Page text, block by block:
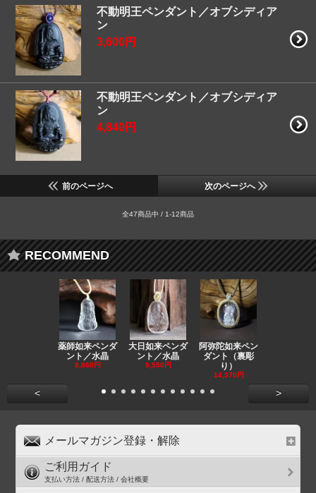
不動明王ペンダント／オブシディア
ン
3,600円
不動明王ペンダント／オブシディア
ン
4,840円
前のページへ 次のページへ
全47商品中 / 1-12商品
RECOMMEND
薬師如来ペンダ
ント／水晶
8,860円
大日如来ペンダ
ント／水晶
9,550円
阿弥陀如来ペン
ダント（裏彫
り）
14,370円
< >
メールマガジン登録・解除
ご利用ガイド
支払い方法 / 配送方法 / 会社概要